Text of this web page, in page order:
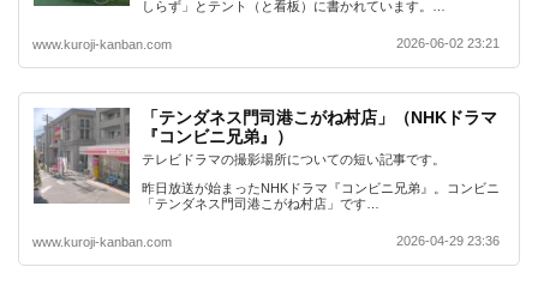
しらず」とテント（と看板）に書かれています。…
www.kuroji-kanban.com 2026-06-02 23:21
「テンダネス門司港こがね村店」（NHKドラマ
『コンビニ兄弟』）
テレビドラマの撮影場所についての短い記事です。
昨日放送が始まったNHKドラマ『コンビニ兄弟』。コンビニ
「テンダネス門司港こがね村店」です…
www.kuroji-kanban.com 2026-04-29 23:36